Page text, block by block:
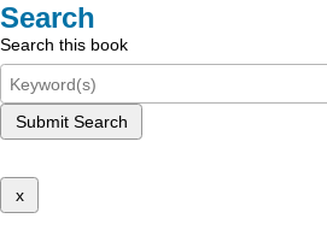
Search
Search this book
Submit Search
x